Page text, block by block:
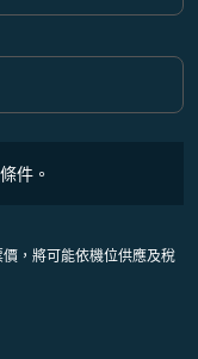
件。
，將可能依機位供應及稅